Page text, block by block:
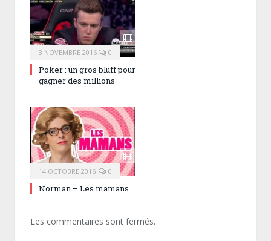
3 NOVEMBRE 2016 0
Poker : un gros bluff pour
gagner des millions
14 OCTOBRE 2016 0
Norman – Les mamans
Les commentaires sont fermés.